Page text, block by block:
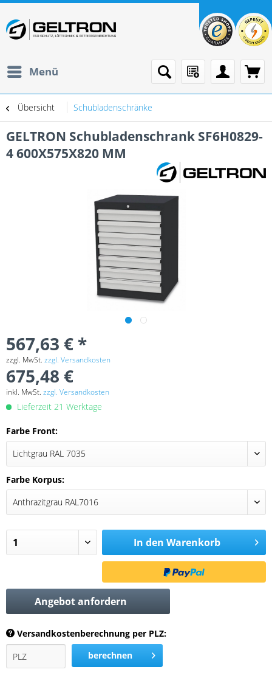
Menü
Übersicht Schubladenschränke
GELTRON Schubladenschrank SF6H0829-
4 600X575X820 MM
567,63 € *
zzgl. MwSt. zzgl. Versandkosten
675,48 €
inkl. MwSt. zzgl. Versandkosten
Lieferzeit 21 Werktage
Farbe Front:
Farbe Korpus:
In den Warenkorb
Angebot anfordern
Versandkostenberechnung per PLZ:
berechnen